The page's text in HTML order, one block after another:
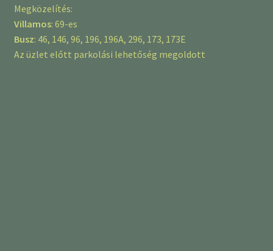
Megközelítés:
Villamos: 69-es
Busz: 46, 146, 96, 196, 196A, 296, 173, 173E
Az üzlet előtt parkolási lehetőség megoldott